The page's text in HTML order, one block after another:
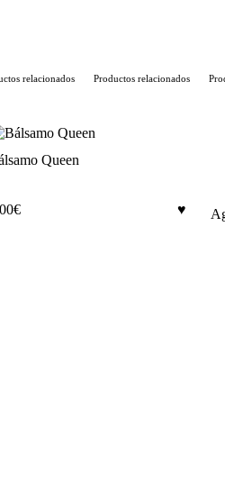
relacionados Productos relacionados
Queen
€